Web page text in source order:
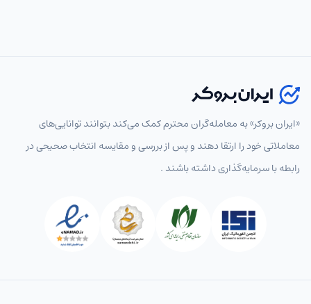
«ایران بروکر» به معامله‌گران محترم کمک می‌کند بتوانند توانایی‌های
معاملاتی خود را ارتقا دهند و پس از بررسی و مقایسه انتخاب‌ صحیحی در
رابطه با سرمایه‌گذاری داشته باشند .